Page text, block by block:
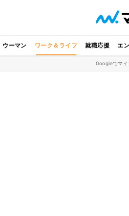
ウーマン ワーク＆ライフ 就職応援 エ
Googleでマ